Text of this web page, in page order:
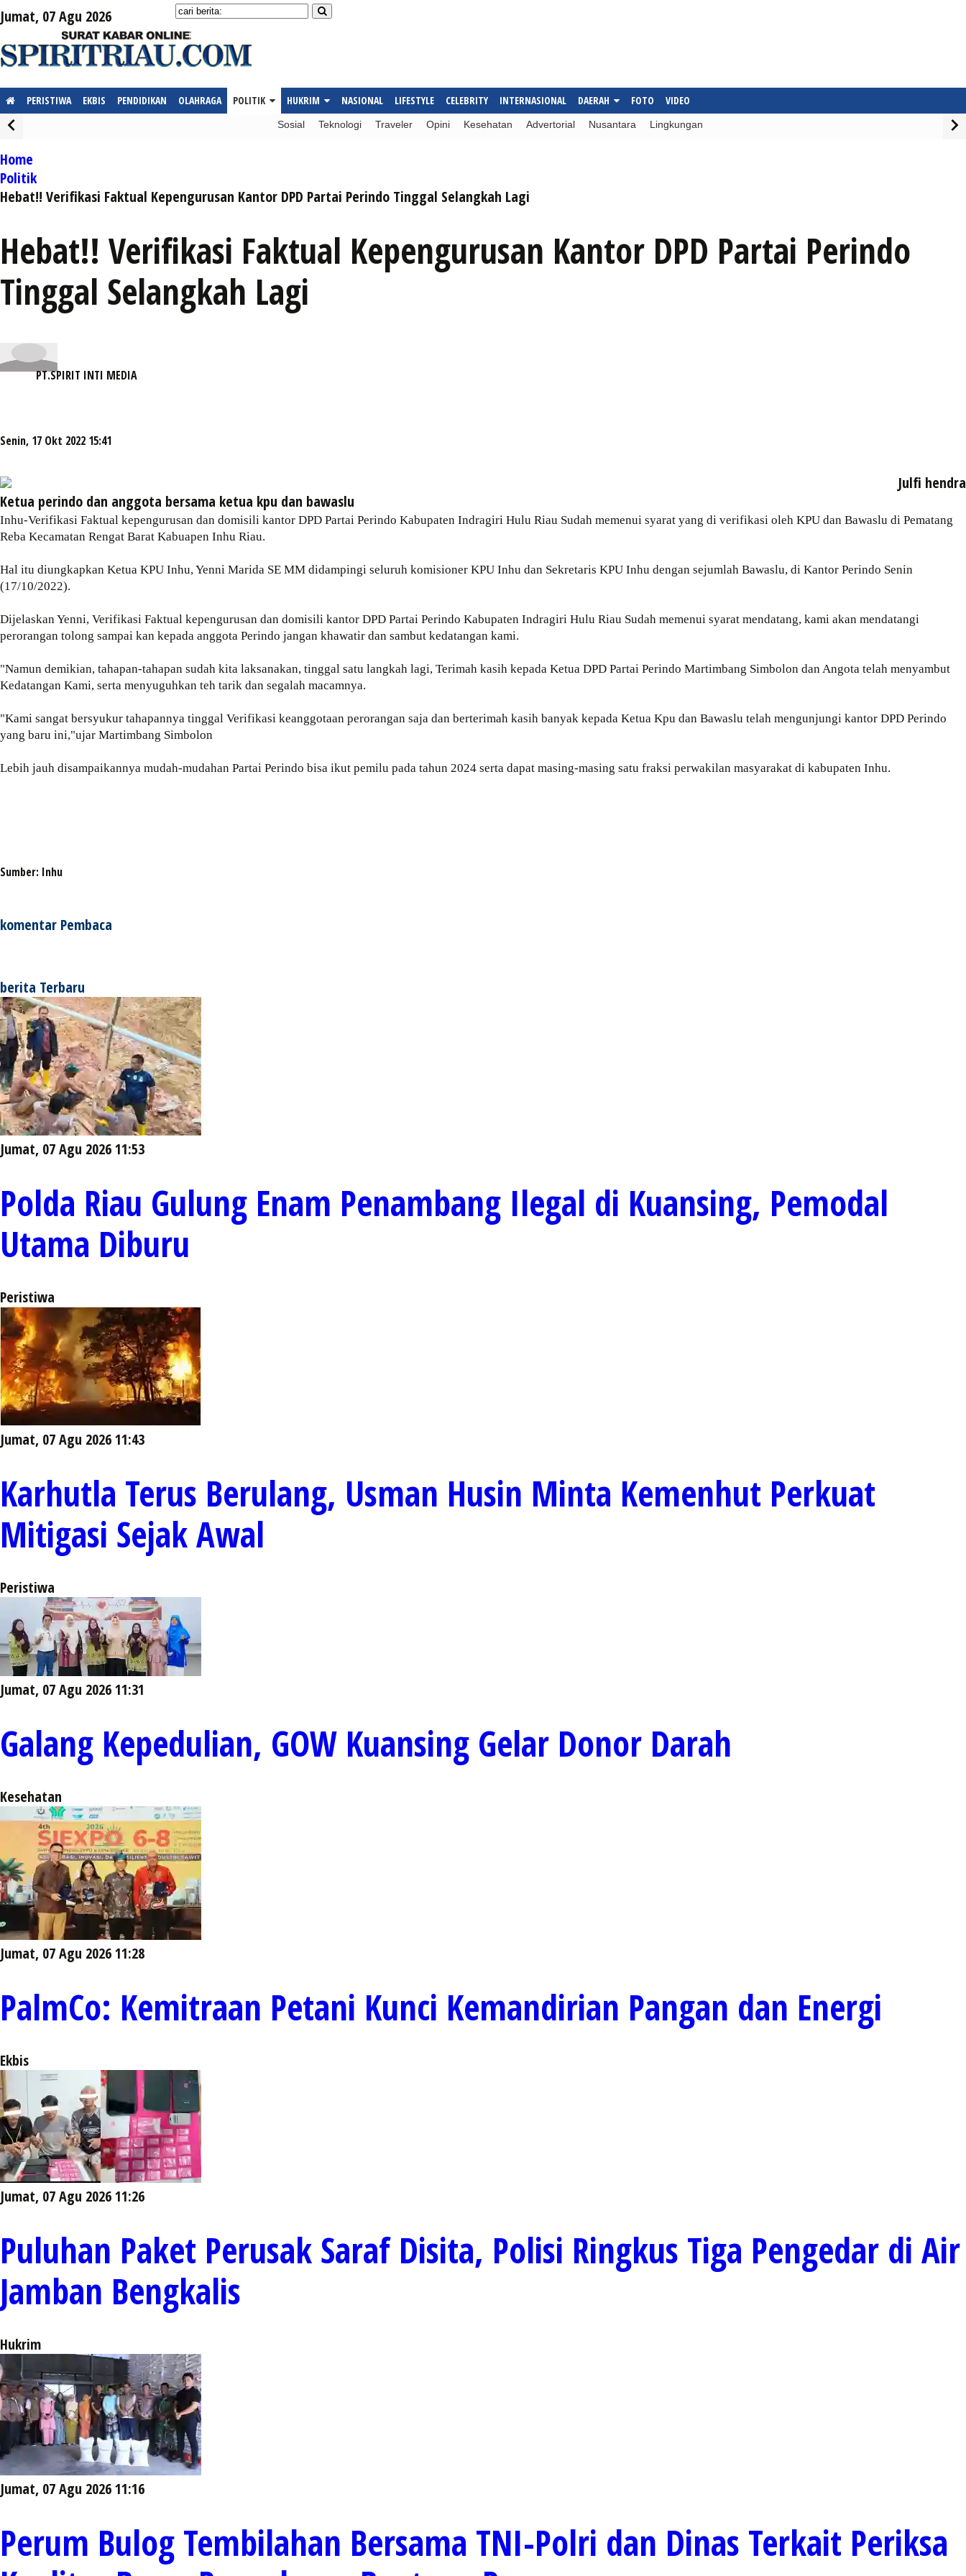
Jumat, 07 Agu 2026
PERISTIWA EKBIS PENDIDIKAN OLAHRAGA POLITIK HUKRIM NASIONAL LIFESTYLE CELEBRITY INTERNASIONAL DAERAH FOTO VIDEO
Sosial Teknologi Traveler Opini Kesehatan Advertorial Nusantara Lingkungan
Home
Politik
Hebat!! Verifikasi Faktual Kepengurusan Kantor DPD Partai Perindo Tinggal Selangkah Lagi
Hebat!! Verifikasi Faktual Kepengurusan Kantor DPD Partai Perindo
Tinggal Selangkah Lagi
PT.SPIRIT INTI MEDIA
Senin, 17 Okt 2022 15:41
Julfi hendra
Ketua perindo dan anggota bersama ketua kpu dan bawaslu
Inhu-Verifikasi Faktual kepengurusan dan domisili kantor DPD Partai Perindo Kabupaten Indragiri Hulu Riau Sudah memenui syarat yang di verifikasi oleh KPU dan Bawaslu di Pematang
Reba Kecamatan Rengat Barat Kabuapen Inhu Riau.
Hal itu diungkapkan Ketua KPU Inhu, Yenni Marida SE MM didampingi seluruh komisioner KPU Inhu dan Sekretaris KPU Inhu dengan sejumlah Bawaslu, di Kantor Perindo Senin
(17/10/2022).
Dijelaskan Yenni, Verifikasi Faktual kepengurusan dan domisili kantor DPD Partai Perindo Kabupaten Indragiri Hulu Riau Sudah memenui syarat mendatang, kami akan mendatangi
perorangan tolong sampai kan kepada anggota Perindo jangan khawatir dan sambut kedatangan kami.
"Namun demikian, tahapan-tahapan sudah kita laksanakan, tinggal satu langkah lagi, Terimah kasih kepada Ketua DPD Partai Perindo Martimbang Simbolon dan Angota telah menyambut
Kedatangan Kami, serta menyuguhkan teh tarik dan segalah macamnya.
"Kami sangat bersyukur tahapannya tinggal Verifikasi keanggotaan perorangan saja dan berterimah kasih banyak kepada Ketua Kpu dan Bawaslu telah mengunjungi kantor DPD Perindo
yang baru ini,"ujar Martimbang Simbolon
Lebih jauh disampaikannya mudah-mudahan Partai Perindo bisa ikut pemilu pada tahun 2024 serta dapat masing-masing satu fraksi perwakilan masyarakat di kabupaten Inhu.
Sumber: Inhu
komentar Pembaca
berita Terbaru
Jumat, 07 Agu 2026 11:53
Polda Riau Gulung Enam Penambang Ilegal di Kuansing, Pemodal
Utama Diburu
Peristiwa
Jumat, 07 Agu 2026 11:43
Karhutla Terus Berulang, Usman Husin Minta Kemenhut Perkuat
Mitigasi Sejak Awal
Peristiwa
Jumat, 07 Agu 2026 11:31
Galang Kepedulian, GOW Kuansing Gelar Donor Darah
Kesehatan
Jumat, 07 Agu 2026 11:28
PalmCo: Kemitraan Petani Kunci Kemandirian Pangan dan Energi
Ekbis
Jumat, 07 Agu 2026 11:26
Puluhan Paket Perusak Saraf Disita, Polisi Ringkus Tiga Pengedar di Air
Jamban Bengkalis
Hukrim
Jumat, 07 Agu 2026 11:16
Perum Bulog Tembilahan Bersama TNI-Polri dan Dinas Terkait Periksa